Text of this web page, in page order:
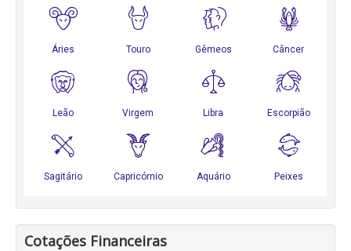
Cotações Financeiras